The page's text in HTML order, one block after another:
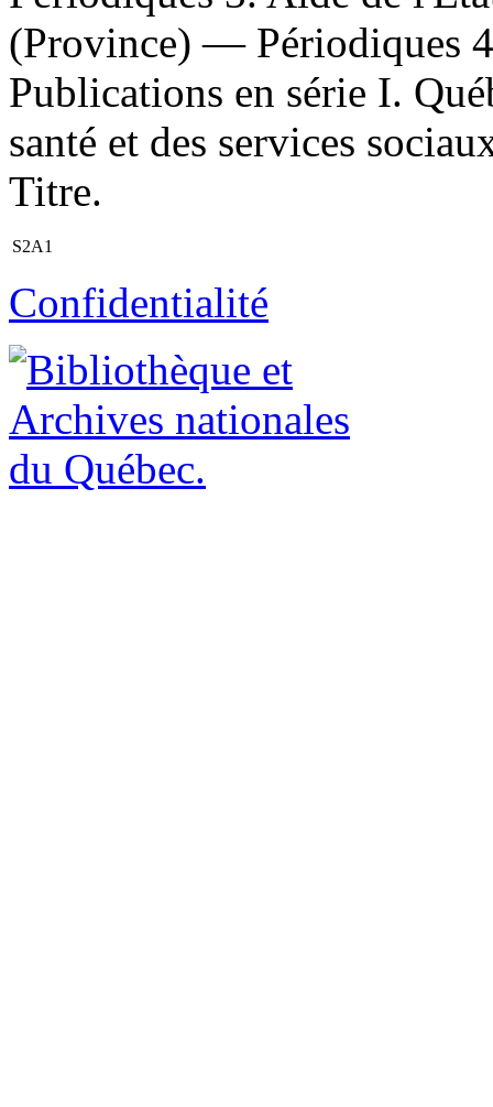
(Province) — Périodiques
Publications en série I.
santé et des services
Titre.
S2A1
Confidentialité